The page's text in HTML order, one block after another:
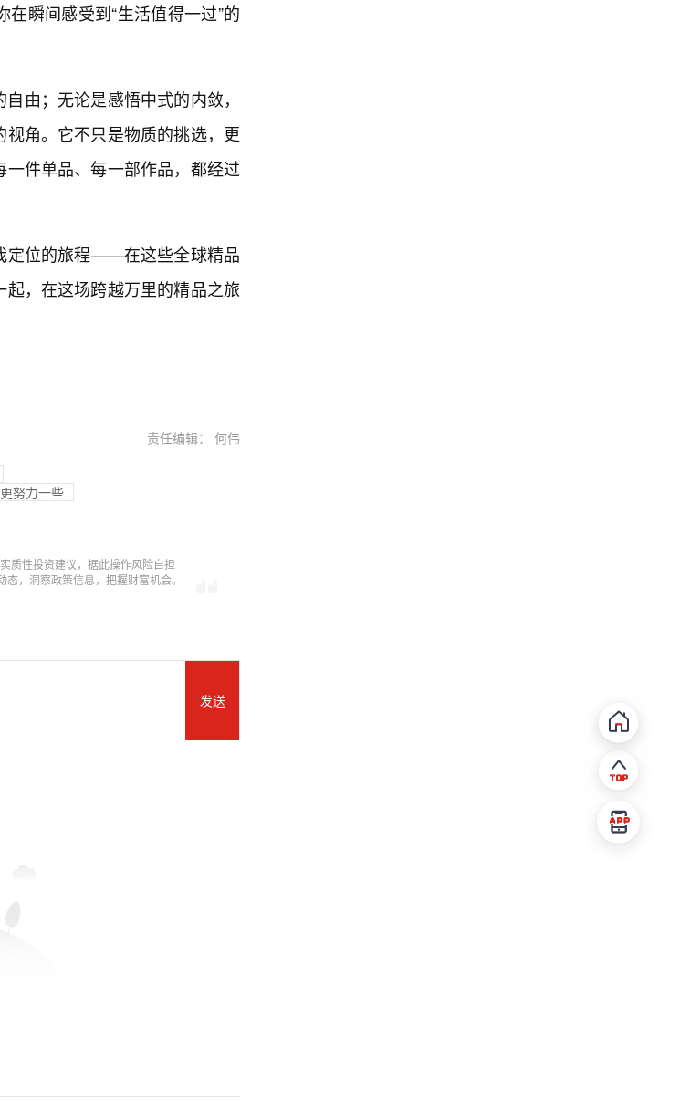
瞬间感受到“生活值得一过”的
由；无论是感悟中式的内敛，
角。它不只是物质的挑选，更
件单品、每一部作品，都经过
定位的旅程——在这些全球精品
，在这场跨越万里的精品之旅
责任编辑： 何伟
努力一些
质性投资建议，据此操作风险自担
，洞察政策信息，把握财富机会。
发送